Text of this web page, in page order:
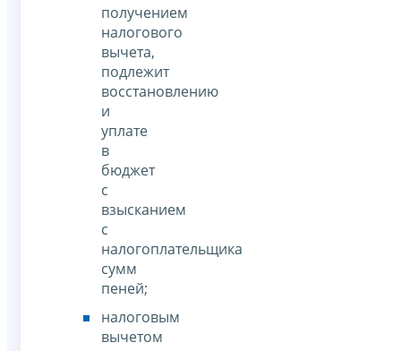
получением
налогового
вычета,
подлежит
восстановлению
и
уплате
в
бюджет
с
взысканием
с
налогоплательщика
сумм
пеней;
налоговым
вычетом